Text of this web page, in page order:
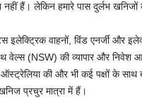
नहीं हैं। लेकिन हमारे पास दुर्लभ
इलेक्ट्रिक वाहनों, विंड एनर्जी और
वेल्स (NSW) की व्यापार और निवेश
की और भी कई पक्षों के साथ
प्रचुर मात्रा में हैं।